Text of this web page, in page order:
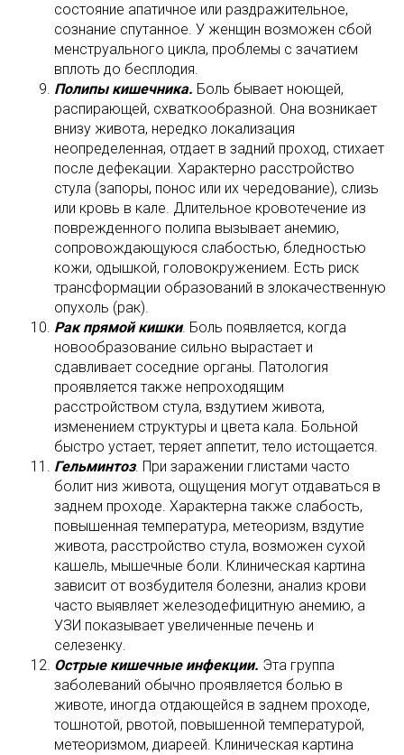
состояние апатичное или раздражительное,
сознание спутанное. У женщин возможен сбой
менструального цикла, проблемы с зачатием
вплоть до бесплодия.
Полипы кишечника. Боль бывает ноющей,
распирающей, схваткообразной. Она возникает
внизу живота, нередко локализация
неопределенная, отдает в задний проход, стихает
после дефекации. Характерно расстройство
стула (запоры, понос или их чередование), слизь
или кровь в кале. Длительное кровотечение из
поврежденного полипа вызывает анемию,
сопровождающуюся слабостью, бледностью
кожи, одышкой, головокружением. Есть риск
трансформации образований в злокачественную
опухоль (рак).
Рак прямой кишки. Боль появляется, когда
новообразование сильно вырастает и
сдавливает соседние органы. Патология
проявляется также непроходящим
расстройством стула, вздутием живота,
изменением структуры и цвета кала. Больной
быстро устает, теряет аппетит, тело истощается.
Гельминтоз. При заражении глистами часто
болит низ живота, ощущения могут отдаваться в
заднем проходе. Характерна также слабость,
повышенная температура, метеоризм, вздутие
живота, расстройство стула, возможен сухой
кашель, мышечные боли. Клиническая картина
зависит от возбудителя болезни, анализ крови
часто выявляет железодефицитную анемию, а
УЗИ показывает увеличенные печень и
селезенку.
Острые кишечные инфекции. Эта группа
заболеваний обычно проявляется болью в
животе, иногда отдающейся в заднем проходе,
тошнотой, рвотой, повышенной температурой,
метеоризмом, диареей. Клиническая картина